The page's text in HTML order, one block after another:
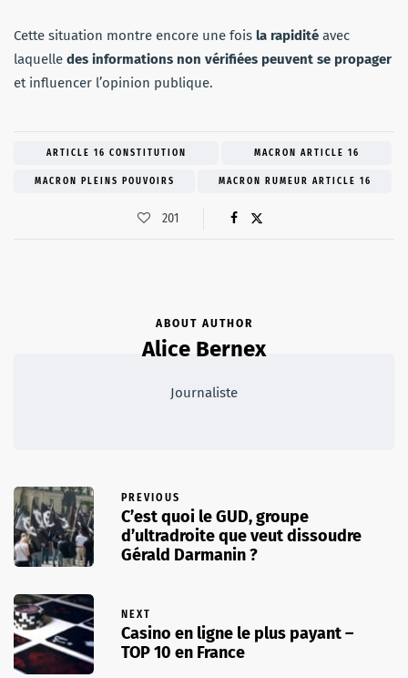
Cette situation montre encore une fois la rapidité avec
laquelle des informations non vérifiées peuvent se propager
et influencer l’opinion publique.
ARTICLE 16 CONSTITUTION MACRON ARTICLE 16
MACRON PLEINS POUVOIRS MACRON RUMEUR ARTICLE 16
201
ABOUT AUTHOR
Alice Bernex
Journaliste
PREVIOUS
C’est quoi le GUD, groupe
d’ultradroite que veut dissoudre
Gérald Darmanin ?
NEXT
Casino en ligne le plus payant –
TOP 10 en France